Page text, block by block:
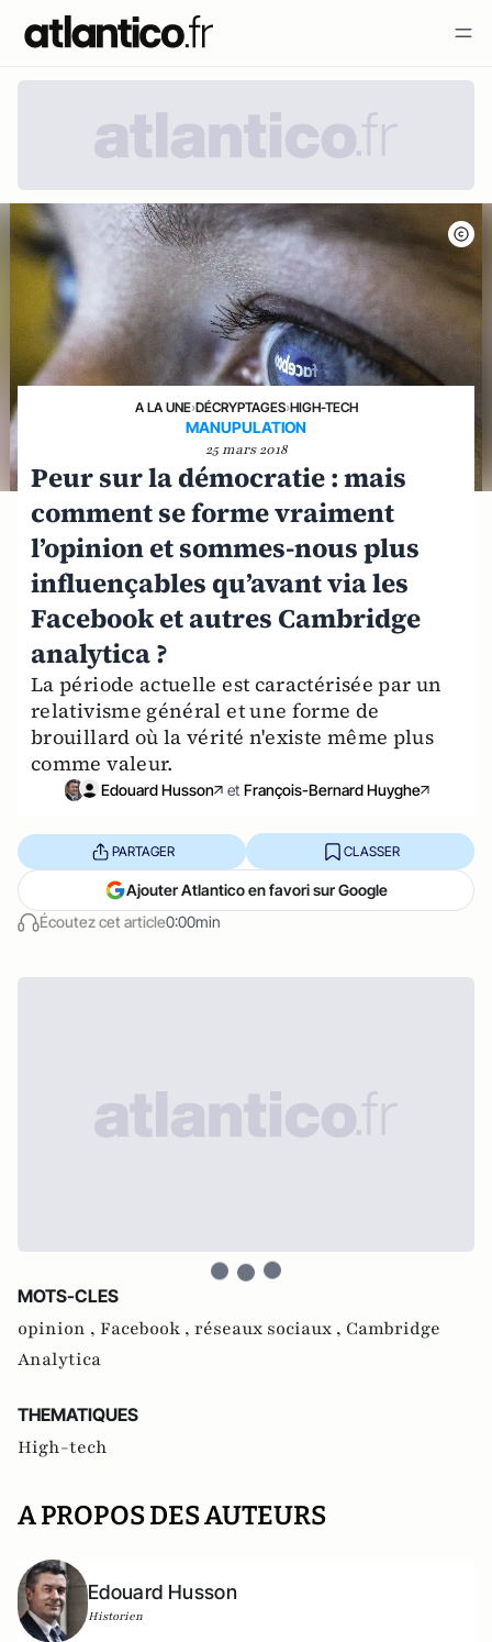
A LA UNE›DÉCRYPTAGES›HIGH-TECH
MANUPULATION
25 mars 2018
Peur sur la démocratie : mais
comment se forme vraiment
l’opinion et sommes-nous plus
influençables qu’avant via les
Facebook et autres Cambridge
analytica ?
La période actuelle est caractérisée par un
relativisme général et une forme de
brouillard où la vérité n'existe même plus
comme valeur.
Edouard Husson et François-Bernard Huyghe
Écoutez cet article0:00min
PARTAGER CLASSER
Ajouter Atlantico en favori sur Google
MOTS-CLES
opinion , Facebook , réseaux sociaux , Cambridge
Analytica
THEMATIQUES
High-tech
A PROPOS DES AUTEURS
Edouard Husson
Historien